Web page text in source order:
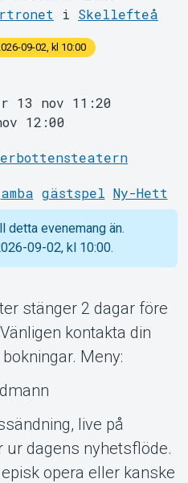
i Skellefteå
09-02, kl 10:00
13 nov 11:20
12:00
amba gästspel Ny-Hett
detta evenemang än.
09-02, kl 10:00.
stänger 2 dagar före
kontakta din
Meny:
live på
ur dagens nyhetsflöde.
opera eller kanske